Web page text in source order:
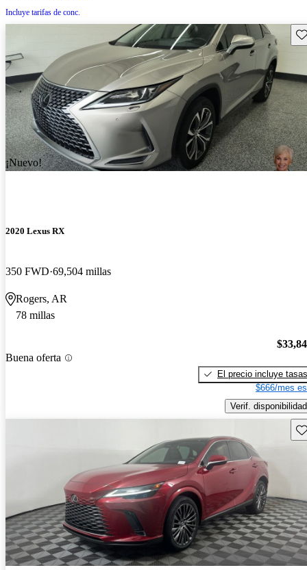
Incluye tarifas de conc.
¡Nuevo!
2020 Lexus RX
350 FWD 69,504 millas
Rogers, AR
78 millas
Buena oferta
El precio incluye tasas
$666/mes
Verif. disponibilidad